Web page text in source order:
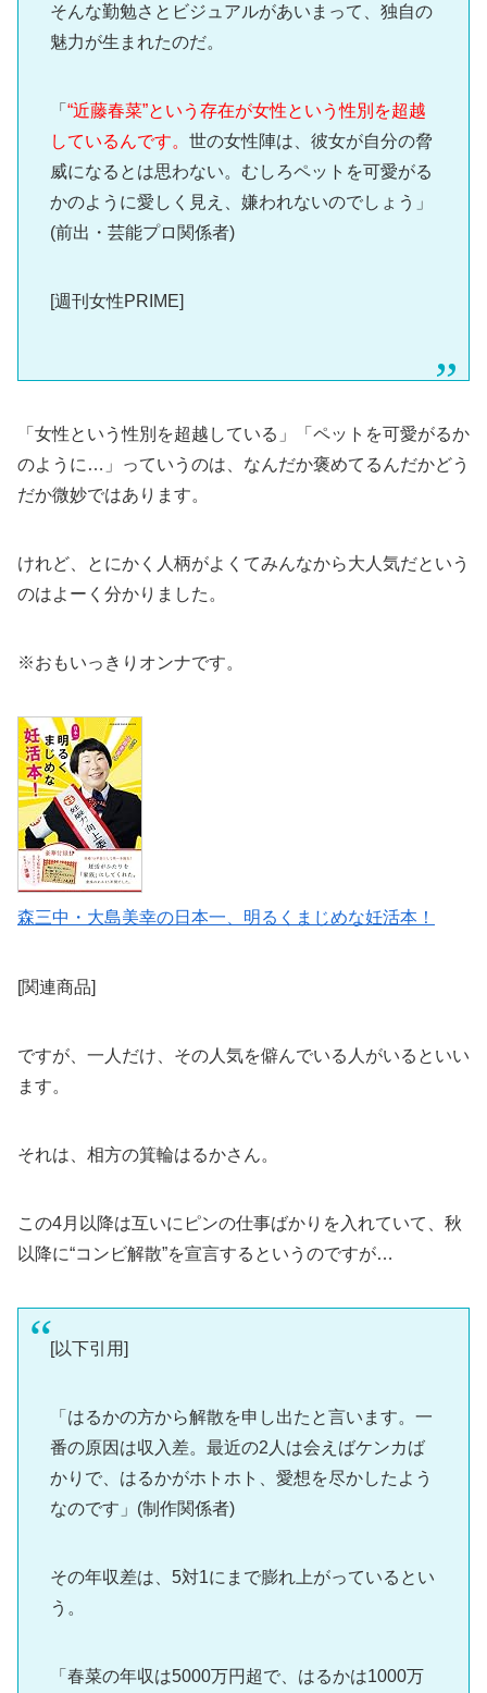
そんな勤勉さとビジュアルがあいまって、独自の
魅力が生まれたのだ。
「 “近藤春菜”という存在が女性という性別を超越
しているんです。 世の女性陣は、彼女が自分の脅
威になるとは思わない。むしろペットを可愛がる
かのように愛しく見え、嫌われないのでしょう」
(前出・芸能プロ関係者)
[週刊女性PRIME]
「女性という性別を超越している」「ペットを可愛がるか
のように…」っていうのは、なんだか褒めてるんだかどう
だか微妙ではあります。
けれど、とにかく人柄がよくてみんなから大人気だという
のはよーく分かりました。
※おもいっきりオンナです。
森三中・大島美幸の日本一、明るくまじめな妊活本！
[関連商品]
ですが、一人だけ、その人気を僻んでいる人がいるといい
ます。
それは、相方の箕輪はるかさん。
この4月以降は互いにピンの仕事ばかりを入れていて、秋
以降に“コンビ解散”を宣言するというのですが…
[以下引用]
「はるかの方から解散を申し出たと言います。一
番の原因は収入差。最近の2人は会えばケンカば
かりで、はるかがホトホト、愛想を尽かしたよう
なのです」(制作関係者)
その年収差は、5対1にまで膨れ上がっているとい
う。
「春菜の年収は5000万円超で、はるかは1000万